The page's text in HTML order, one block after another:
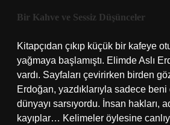
Bir Kahve ve Sessiz Düşünceler
Kitapçıdan çıkıp küçük bir kafeye
yağmaya başlamıştı. Elimde Aslı
vardı. Sayfaları çevirirken birden
Erdoğan, yazdıklarıyla sadece
dünyayı sarsıyordu. İnsan hakları,
kayıplar… Kelimeler öylesine